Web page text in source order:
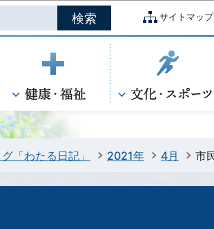
ージの本文へ移動
サイトマップ
「わたる日記」 2021年 4月 市